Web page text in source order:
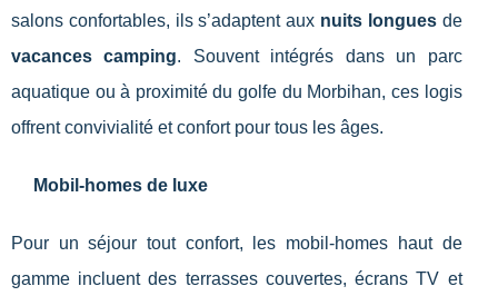
salons confortables, ils s’adaptent aux nuits longuesde
vacances camping. Souvent intégrés dans un parc
aquatique ou à proximité du golfe du Morbihan, ces logis
offrent convivialité et confort pour tous les âges.
Mobil-homes de luxe
Pour un séjour tout confort, les mobil-homes haut de
gamme incluent des terrasses couvertes, écrans TV et